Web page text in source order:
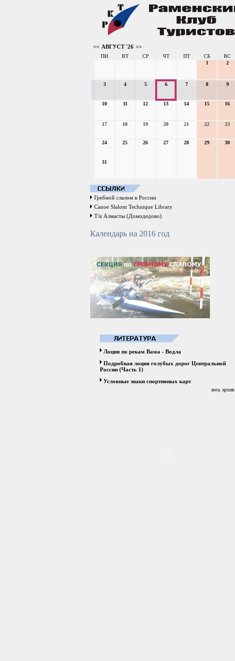
<< АВГУСТ '26 >>
ПН ВТ СР ЧТ ПТ СБ
ВС
1
2
3 4 5 6 7 8 9
10 11 12 13 14 15 16
17 18 19 20 21 22 23
24 25 26 27 28 29 30
31
Гребной слалом в России
Canoe Slalom Technique Library
Т/к Алмасты (Домодедово)
Календарь на 2016 год
Лоция по рекам Вама - Водла
Подробная лоция голубых дорог Центральной
России (Часть 1)
Условные знаки спортивных карт
весь архив